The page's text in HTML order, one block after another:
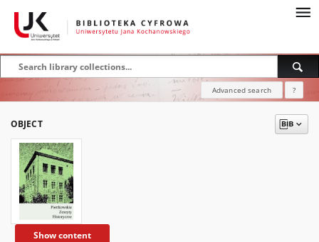
Advanced search ?
OBJECT
Show content